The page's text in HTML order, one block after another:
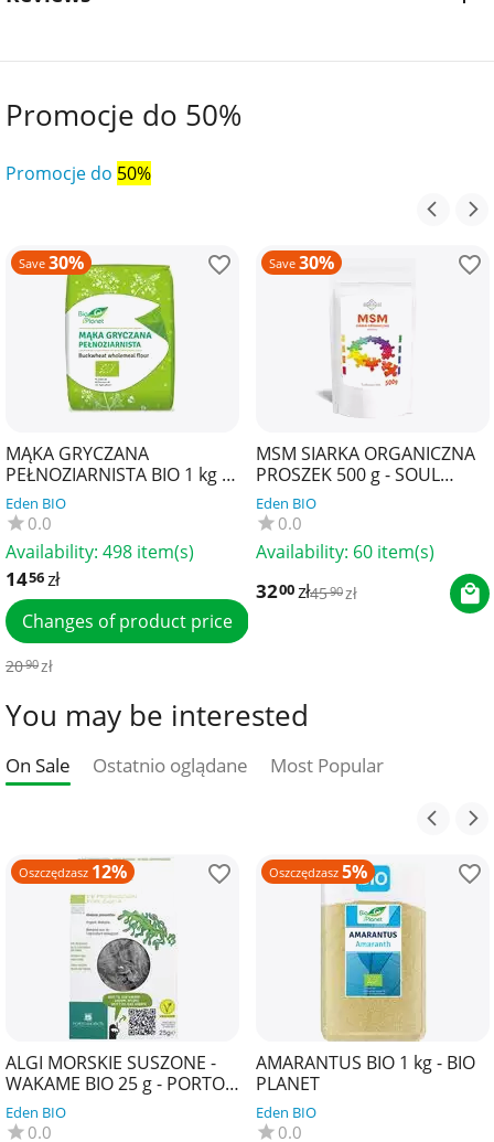
Promocje do 50%
Promocje do 50%
Save 30%
MĄKA GRYCZANA
PEŁNOZIARNISTA BIO 1 kg -
BIO PLANET
Eden BIO
0.0
Availability: 498 item(s)
1456zł
Changes of product price
2090zł
Save 30%
MSM SIARKA ORGANICZNA
PROSZEK 500 g - SOUL
FARM
Eden BIO
0.0
Availability: 60 item(s)
3200zł4590zł
You may be interested
On Sale Ostatnio oglądane Most Popular
Oszczędzasz 12%
ALGI MORSKIE SUSZONE -
WAKAME BIO 25 g - PORTO
MUINOS
Eden BIO
0.0
Oszczędzasz 5%
AMARANTUS BIO 1 kg - BIO
PLANET
Eden BIO
0.0